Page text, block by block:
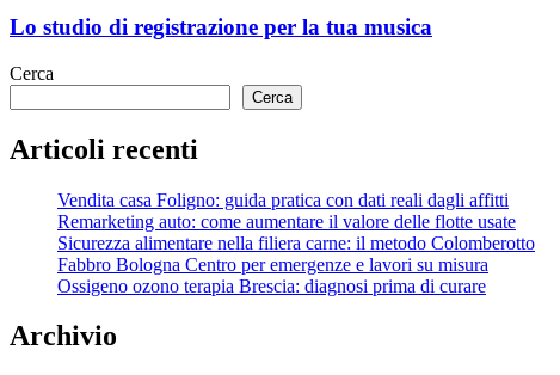
Lo studio di registrazione per la tua musica
Cerca
Cerca
Articoli recenti
Vendita casa Foligno: guida pratica con dati reali dagli affitti
Remarketing auto: come aumentare il valore delle flotte usate
Sicurezza alimentare nella filiera carne: il metodo Colomberotto
Fabbro Bologna Centro per emergenze e lavori su misura
Ossigeno ozono terapia Brescia: diagnosi prima di curare
Archivio